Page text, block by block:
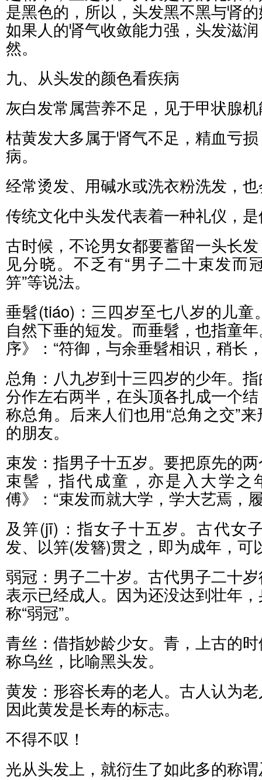
是黑色的，所以，头发黑不黑与肾
如果人的肾气收敛能力强，头发滋
然。
九、从头发的颜色看疾病
灰白发常属营养不足，见于甲状腺
枯黄发大多属于肾气不足，精血亏
病。
经常烫发、用碱水或洗衣粉洗发，
传统文化中头发代表着一种礼仪，
古时候，不论男女都要蓄留一头长
见分晓。不乏有“男子二十束发而
笄”等说法。
垂髫(tiáo)：三四岁至七八岁的儿童
自然下垂的短发。而垂髫，也指童
序》：“符御，与余垂髫相识，稍长
总角：八九岁到十三四岁的少年。
分作左右两半，在头顶各扎成一个
称总角。后来人们也用“总角之交”
的朋友。
束发：指男子十五岁。要把原先的
束髻，指代成童，亦是入大学之
傅》：“束发而就大学，学大艺焉，
及笄(jī)：指女子十五岁。古代女
发、以笄(发簪)贯之，即为成年，可
弱冠：男子二十岁。古代男子二十
表示已经成人。因为还没达到壮年
称“弱冠”。
青丝：借指妙龄少女。青，上古的
称乌丝，比喻黑头发。
黄发：形容长寿的老人。古人认为
因此黄发是长寿的标志。
不得不叹！
光从头发上，就衍生了如此多的称